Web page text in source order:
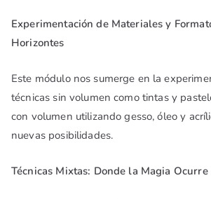
Experimentación de Materiales y
Horizontes
Este módulo nos sumerge en la
técnicas sin volumen como tintas y
con volumen utilizando gesso, óleo y
nuevas posibilidades.
Técnicas Mixtas: Donde la Magia Ocurre